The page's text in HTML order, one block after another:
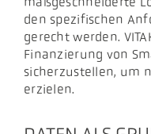
den spezifischen
gerecht werden.
Finanzierung von
sicherzustellen, um
erzielen.